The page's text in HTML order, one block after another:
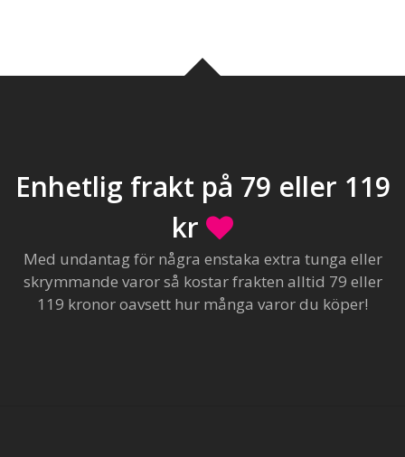
Enhetlig frakt på 79 eller 119
kr
Med undantag för några enstaka extra tunga eller
skrymmande varor så kostar frakten alltid 79 eller
119 kronor oavsett hur många varor du köper!